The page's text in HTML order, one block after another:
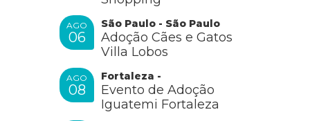
AGO
06
São Paulo - São Paulo
Adoção Cães e Gatos
Villa Lobos
AGO
08
Fortaleza -
Evento de Adoção
Iguatemi Fortaleza